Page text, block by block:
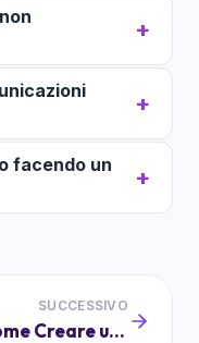
facendo un
SUCCESSIVO
Come Creare un Budget di Classe Efficace e Realistico